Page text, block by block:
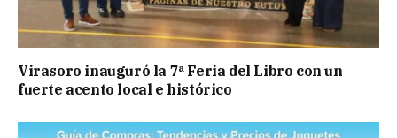
Virasoro inauguró la 7ª Feria del Libro con un
fuerte acento local e histórico